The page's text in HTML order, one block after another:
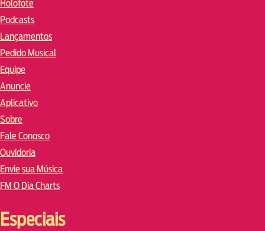
Holofote
Podcasts
Lançamentos
Pedido Musical
Equipe
Anuncie
Aplicativo
Sobre
Fale Conosco
Ouvidoria
Envie sua Música
FM O Dia Charts
Especiais